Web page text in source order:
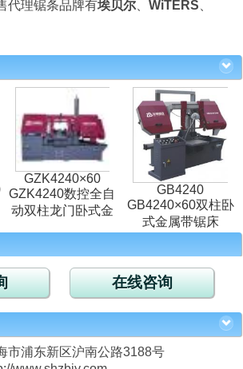
代理锯条品牌有埃贝尔 WiTERS
GZK4240×60
GZK4240数控全自
动双柱龙门卧式金
GB4240
GB4240×60双柱卧
式金属带锯床
在线咨询
市浦东新区沪南公路3188号